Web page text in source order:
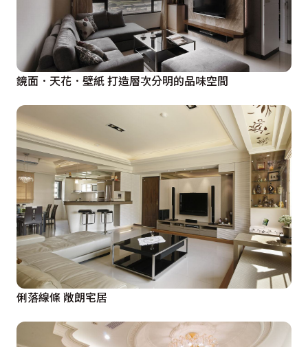
鏡面．天花．壁紙 打造層次分明的品味空間
俐落線條 敞朗宅居